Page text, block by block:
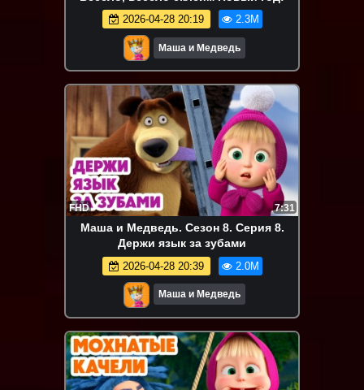
2026-04-28 20:19 2.3M
Маша и Медведь
FHD 7:31
Маша и Медведь. Сезон 8. Серия 8.
Держи язык за зубами
2026-04-28 20:39 2.0M
Маша и Медведь